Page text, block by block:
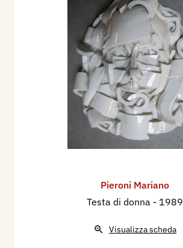
Pieroni Mariano
Testa di donna - 1989
Visualizza scheda